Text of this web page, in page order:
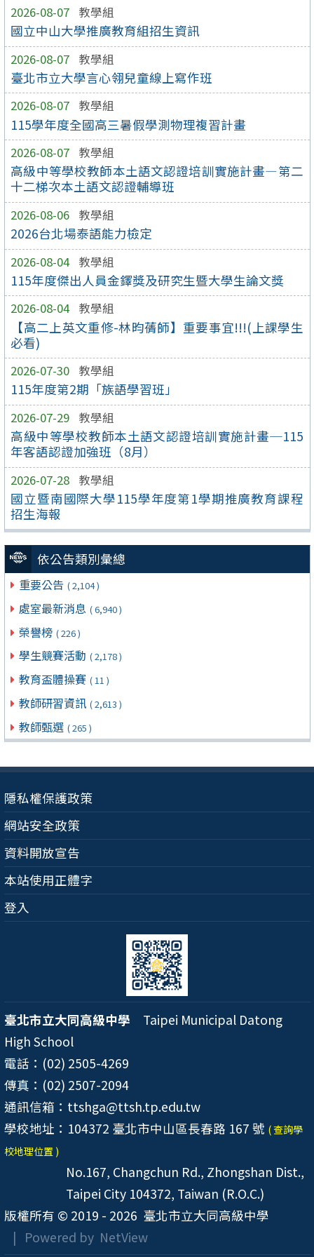
2026-08-07 教學組
國立中山大學推廣教育組招生資訊
2026-08-07 教學組
臺北市立大學言心翎兒童線上寫作班
2026-08-07 教學組
115學年度全國高三暑假學測物理複習計畫
2026-08-07 教學組
高級中等學校教師本土語文認證培訓實施計畫—第二
十二梯次本土語文認證輔導班
2026-08-06 教學組
2026台北場泰語能力檢定
2026-08-04 教學組
115年度傑出人員金鐸獎及研究生暨大學生論文獎
2026-08-04 教學組
【高二上英文重修-林昀蒨師】重要事宜!!!(上課學生
必看)
2026-07-30 教學組
115年度第2期「族語學習班」
2026-07-29 教學組
高級中等學校教師本土語文認證培訓實施計畫─115
年客語認證加強班（8月）
2026-07-28 教學組
國立暨南國際大學115學年度第1學期推廣教育課程
招生海報
依公告類別彙總
重要公告 ( 2,104 )
處室最新消息 ( 6,940 )
榮譽榜 ( 226 )
學生競賽活動 ( 2,178 )
教育盃體操賽 ( 11 )
教師研習資訊 ( 2,613 )
教師甄選 ( 265 )
隱私權保護政策
網站安全政策
資料開放宣告
本站使用正體字
登入
臺北市立大同高級中學 Taipei Municipal Datong
High School
電話：(02) 2505-4269
傳真：(02) 2507-2094
通訊信箱：ttshga@ttsh.tp.edu.tw
學校地址：104372 臺北市中山區長春路 167 號 ( 查詢學
校地理位置 )
No.167, Changchun Rd., Zhongshan Dist.,
Taipei City 104372, Taiwan (R.O.C.)
版權所有 © 2019 - 2026 臺北市立大同高級中學
| Powered by NetView